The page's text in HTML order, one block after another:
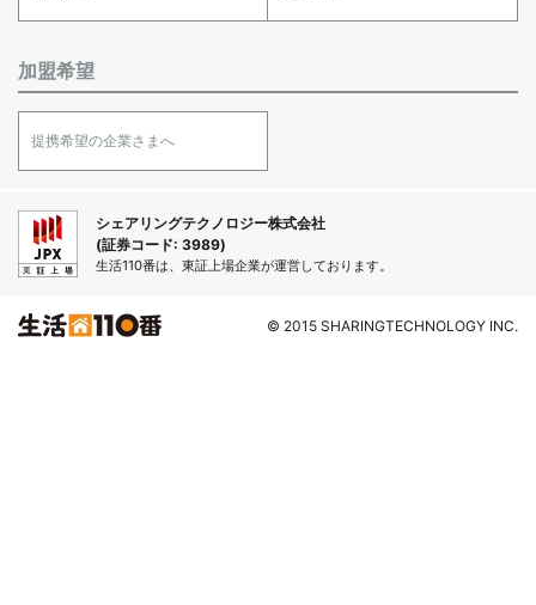
加盟希望
提携希望の企業さまへ
シェアリングテクノロジー株式会社
(証券コード: 3989)
生活110番は、東証上場企業が運営しております。
© 2015 SHARINGTECHNOLOGY INC.